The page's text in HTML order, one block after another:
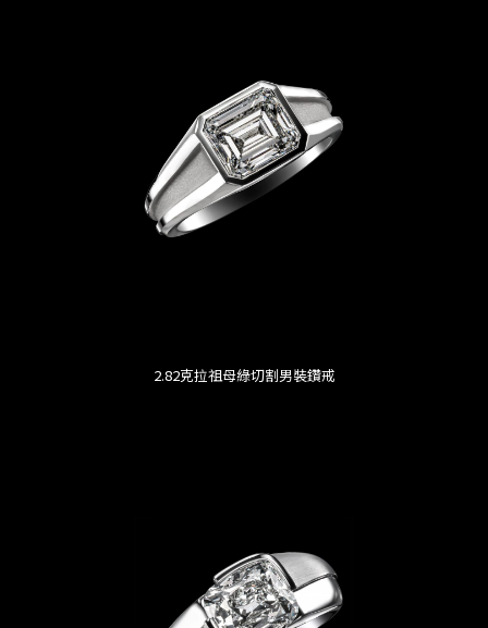
2.82克拉祖母綠切割男裝鑽戒